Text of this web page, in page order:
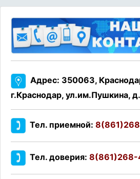
Адрес: 350063,
г.Краснодар, ул.им.Пушкина,
Тел. приемной:
Тел. доверия: 8(861)268-